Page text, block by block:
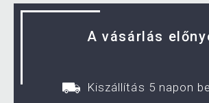
A vásárlás
Kiszállítás 5 napon